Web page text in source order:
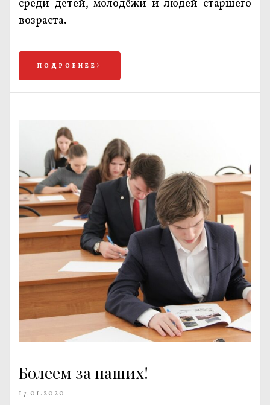
среди детей, молодёжи и людей старшего
возраста.
ПОДРОБНЕЕ
Болеем за наших!
17.01.2020